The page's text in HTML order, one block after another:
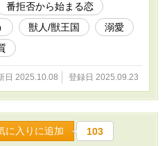
番拒否から始まる恋
獣人/獣王国
溺愛
日 2025.10.08 登録日 2025.09.23
に入りに追加 103